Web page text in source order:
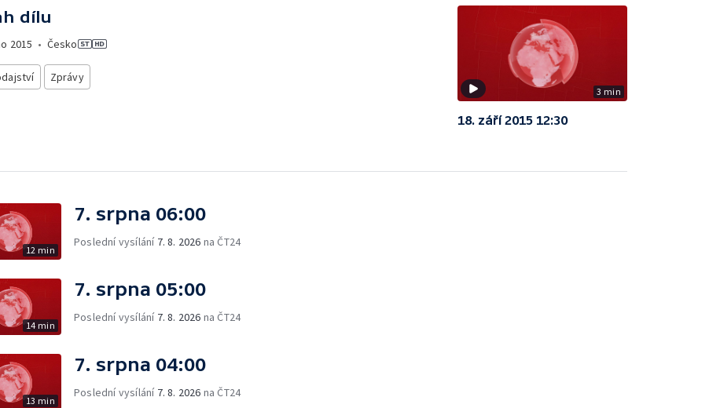
dílu
2015 • Česko
Zprávy
3 min
18. září 2015 12:30
12 min
7. srpna 06:00
Poslední vysílání 7. 8. 2026 na ČT24
14 min
7. srpna 05:00
Poslední vysílání 7. 8. 2026 na ČT24
13 min
7. srpna 04:00
Poslední vysílání 7. 8. 2026 na ČT24